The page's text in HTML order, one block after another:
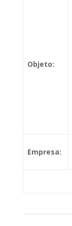
Objeto:
Empresa: